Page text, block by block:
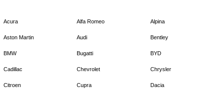
Acura Alfa Romeo Alpina
Aston Martin Audi Bentley
BMW Bugatti BYD
Cadillac Chevrolet Chrysler
Citroen Cupra Dacia